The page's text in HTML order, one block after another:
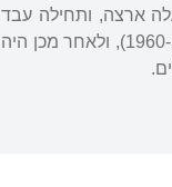
וללימוד בישיבה היה גם פתוח לעולם ההשכלה הכללית, ושילוב זה השפיע על שיריו ומחקריו. ב-1935 עלה ארצה, ותחילה עבד
כפועל בפרדס. למד בסמינר "המזרחי", בישיבות ובאוניברסיטה העברית בירושלים. עבד כעורך במוסד ביאליק (1960-1950), ולאחר מכן היה